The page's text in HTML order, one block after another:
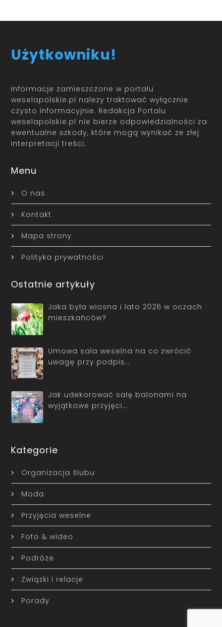
Użytkowniku!
Informacje zamieszczone w portalu
weselapolskie.pl należy traktować wyłącznie
czysto informacyjnie. Redakcja Portalu
weselapolskie.pl nie bierze odpowiedzialności za
ewentualne szkody, które mogą wynikać ze złej
interpretacji treści.
Menu
O nas
Kontakt
Mapa strony
Polityka prywatności
Ostatnie artykuły
Jaka była wiosna i lato 2026 w oczach
mieszkańców?
Umowa sala weselna na co zwrócić
uwagę przy podpis…
Jak udekorować salę balonami na
wyjątkowe przyjęci…
Kategorie
Organizacja ślubu
Moda
Przyjęcia weselne
Foto & wideo
Podróże
Związki i relacje
Porady